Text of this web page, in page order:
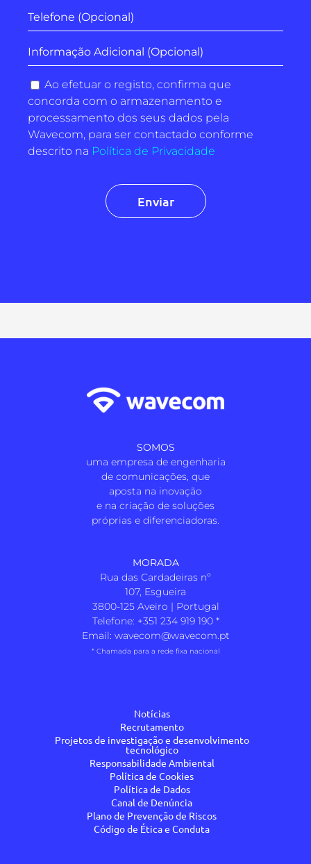
Ao efetuar o registo, confirma que
concorda com o armazenamento e
processamento dos seus dados pela
Wavecom, para ser contactado conforme
descrito na Política de Privacidade
SOMOS
uma empresa de engenharia
de comunicações, que
aposta na inovação
e na criação de soluções
próprias e diferenciadoras.
MORADA
Rua das Cardadeiras nº
107, Esgueira
3800-125 Aveiro | Portugal
Telefone: +351 234 919 190*
Email: wavecom@wavecom.pt
* Chamada para a rede fixa nacional
Notícias
Recrutamento
Projetos de investigação e desenvolvimento
tecnológico
Responsabilidade Ambiental
Política de Cookies
Política de Dados
Canal de Denúncia
Plano de Prevenção de Riscos
Código de Ética e Conduta